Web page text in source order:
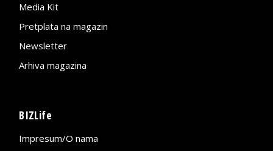
Media Kit
Pretplata na magazin
Newsletter
Arhiva magazina
BIZLife
Impresum/O nama